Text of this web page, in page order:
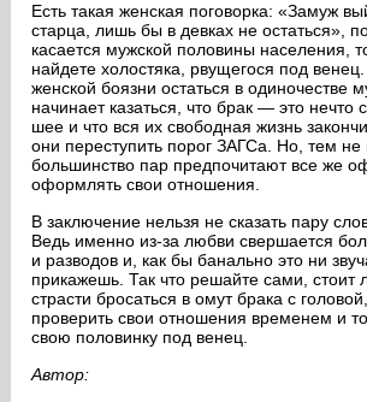
Есть такая женская поговорка: «Замуж
старца, лишь бы в девках не остаться»,
касается мужской половины населения,
найдете холостяка, рвущегося под венец.
женской боязни остаться в одиночестве
начинает казаться, что брак — это нечто
шее и что вся их свободная жизнь
они переступить порог ЗАГСа. Но, тем не
большинство пар предпочитают все же
оформлять свои отношения.
В заключение нельзя не сказать пару
Ведь именно из-за любви свершается
и разводов и, как бы банально это ни
прикажешь. Так что решайте сами, стоит
страсти бросаться в омут брака с
проверить свои отношения временем и
свою половинку под венец.
Автор: